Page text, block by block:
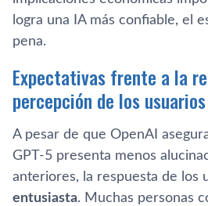
logra una IA más confiable, el
pena.
Expectativas frente a la
percepción de los usuarios
A pesar de que OpenAI
GPT-5 presenta menos
anteriores, la respuesta de los
entusiasta. Muchas personas